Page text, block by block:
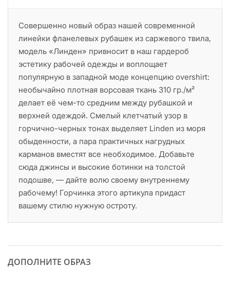
Совершенно новый образ нашей современной
линейки фланелевых рубашек из саржевого твила,
модель «Линден» привносит в наш гардероб
эстетику рабочей одежды и воплощает
популярную в западной моде концепцию overshirt:
необычайно плотная ворсовая ткань 310 гр./м²
делает её чем-то средним между рубашкой и
верхней одеждой. Смелый клетчатый узор в
горчично-черных тонах выделяет Linden из моря
обыденности, а пара практичных нагрудных
карманов вместят все необходимое. Добавьте
сюда джинсы и высокие ботинки на толстой
подошве, — дайте волю своему внутреннему
рабочему! Горчинка этого артикула придаст
вашему стилю нужную остроту.
ДОПОЛНИТЕ ОБРАЗ